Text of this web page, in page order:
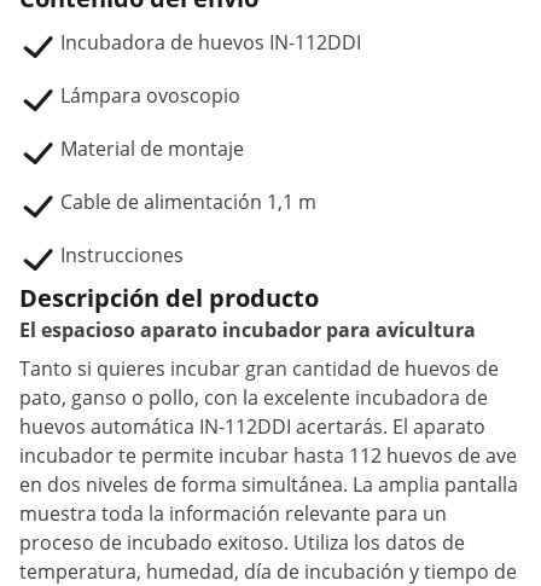
Incubadora de huevos IN-112DDI
Lámpara ovoscopio
Material de montaje
Cable de alimentación 1,1 m
Instrucciones
Descripción del producto
El espacioso aparato incubador para avicultura
Tanto si quieres incubar gran cantidad de huevos de
pato, ganso o pollo, con la excelente incubadora de
huevos automática IN-112DDI acertarás. El aparato
incubador te permite incubar hasta 112 huevos de ave
en dos niveles de forma simultánea. La amplia pantalla
muestra toda la información relevante para un
proceso de incubado exitoso. Utiliza los datos de
temperatura, humedad, día de incubación y tiempo de